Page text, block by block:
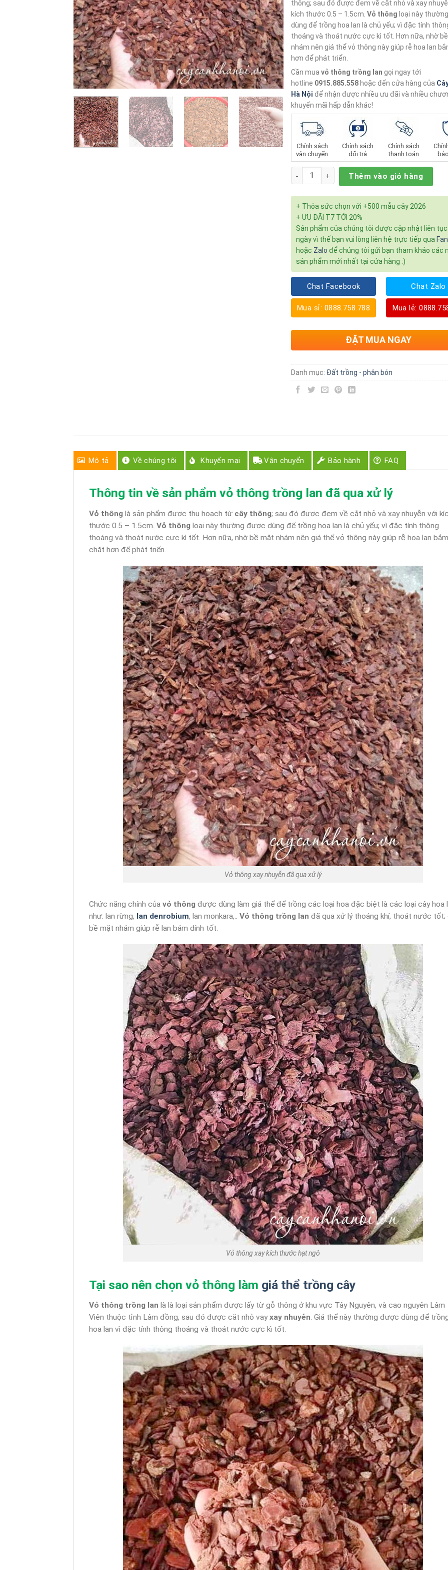
thông; sau đó được đem về cắt nhỏ và xay
kích thước 0.5 – 1.5cm. Vỏ thông loại này
dùng để trồng hoa lan là chủ yếu; vì đặc tính
thoáng và thoát nước cực kì tốt. Hơn nữa, nhờ
nhám nên giá thể vỏ thông này giúp rễ hoa lan
hơn để phát triển.
Cần mua vỏ thông trồng lan gọi ngay tới
hotline 0915.885.558hoặc đến cửa hàng của
Hà Nội để nhận được nhiều ưu đãi và nhiều
khuyến mãi hấp dẫn khác!
Chính sách
vận chuyển
Chính sách
đổi trả
Chính sách
thanh toán
Số lượng Thêm vào giỏ hàng
+ Thỏa sức chọn với +500 mẫu cây 2026
+ ƯU ĐÃI T7 TỚI 20%
Sản phẩm của chúng tôi được cập nhật liên
ngày vì thế bạn vui lòng liên hệ trực tiếp qua
hoặc Zalo để chúng tôi gửi bạn tham khảo các
sản phẩm mới nhất tại cửa hàng :)
Chat Facebook
Mua sỉ: 0888.758.788
Chat Zalo
Mua lẻ:
ĐẶT MUA NGAY
Danh mục: Đất trồng - phân bón
Mô tả Về chúng tôi Khuyến mại Vận chuyển Bảo hành FAQ
Thông tin về sản phẩm vỏ thông trồng lan đã qua xử lý
Vỏ thông là sản phẩm được thu hoạch từ cây thông; sau đó được đem về cắt nhỏ và xay nhuyễn với
thước 0.5 – 1.5cm. Vỏ thông loại này thường được dùng để trồng hoa lan là chủ yếu; vì đặc tính thông
thoáng và thoát nước cực kì tốt. Hơn nữa, nhờ bề mặt nhám nên giá thể vỏ thông này giúp rễ hoa lan bắm
chặt hơn để phát triển.
Vỏ thông xay nhuyễn đã qua xử lý
Chức năng chính của vỏ thông được dùng làm giá thể để trồng các loại hoa đặc biệt là các loại cây hoa
như: lan rừng, lan denrobium, lan monkara,.. Vỏ thông trồng lan đã qua xử lý thoáng khí, thoát nước tốt;
bề mặt nhám giúp rễ lan bám dính tốt.
Vỏ thông xay kích thước hạt ngô
Tại sao nên chọn vỏ thông làm giá thể trồng cây
Vỏ thông trồng lan là là loại sản phẩm được lấy từ gỗ thông ở khu vực Tây Nguyên, và cao nguyên Lâm
Viên thuộc tỉnh Lâm đồng, sau đó được cắt nhỏ vayxay nhuyễn. Giá thể này thường được dùng để
hoa lan vì đặc tính thông thoáng và thoát nước cực kì tốt.